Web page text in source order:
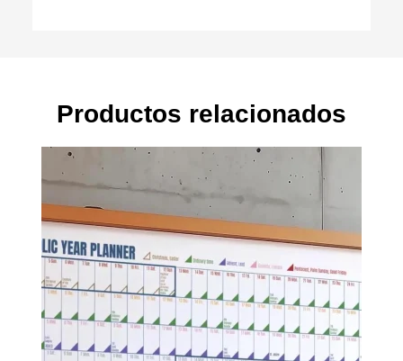
Productos relacionados